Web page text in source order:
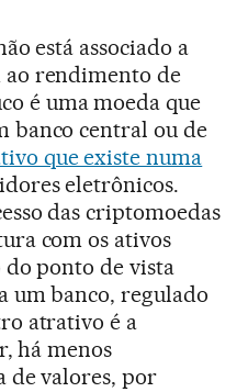
está associado a
rendimento de
é uma moeda que
banco central ou de
que existe numa
eletrônicos.
das criptomoedas
com os ativos
ponto de vista
um banco, regulado
atrativo é a
há menos
de valores, por